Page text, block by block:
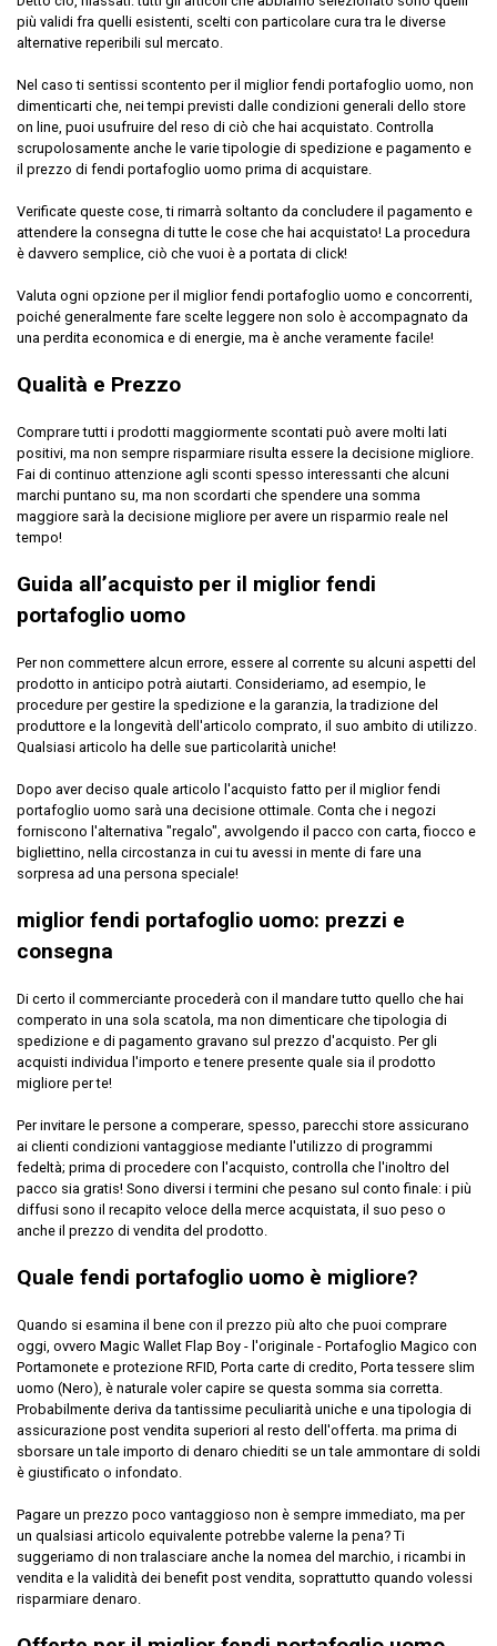
più validi fra quelli esistenti, scelti con particolare cura tra le diverse
alternative reperibili sul mercato.
Nel caso ti sentissi scontento per il miglior fendi portafoglio uomo, non
dimenticarti che, nei tempi previsti dalle condizioni generali dello store
on line, puoi usufruire del reso di ciò che hai acquistato. Controlla
scrupolosamente anche le varie tipologie di spedizione e pagamento e
il prezzo di fendi portafoglio uomo prima di acquistare.
Verificate queste cose, ti rimarrà soltanto da concludere il pagamento e
attendere la consegna di tutte le cose che hai acquistato! La procedura
è davvero semplice, ciò che vuoi è a portata di click!
Valuta ogni opzione per il miglior fendi portafoglio uomo e concorrenti,
poiché generalmente fare scelte leggere non solo è accompagnato da
una perdita economica e di energie, ma è anche veramente facile!
Qualità e Prezzo
Comprare tutti i prodotti maggiormente scontati può avere molti lati
positivi, ma non sempre risparmiare risulta essere la decisione migliore.
Fai di continuo attenzione agli sconti spesso interessanti che alcuni
marchi puntano su, ma non scordarti che spendere una somma
maggiore sarà la decisione migliore per avere un risparmio reale nel
tempo!
Guida all’acquisto per il miglior fendi
portafoglio uomo
Per non commettere alcun errore, essere al corrente su alcuni aspetti del
prodotto in anticipo potrà aiutarti. Consideriamo, ad esempio, le
procedure per gestire la spedizione e la garanzia, la tradizione del
produttore e la longevità dell'articolo comprato, il suo ambito di utilizzo.
Qualsiasi articolo ha delle sue particolarità uniche!
Dopo aver deciso quale articolo l'acquisto fatto per il miglior fendi
portafoglio uomo sarà una decisione ottimale. Conta che i negozi
forniscono l'alternativa "regalo", avvolgendo il pacco con carta, fiocco e
bigliettino, nella circostanza in cui tu avessi in mente di fare una
sorpresa ad una persona speciale!
miglior fendi portafoglio uomo: prezzi e
consegna
Di certo il commerciante procederà con il mandare tutto quello che hai
comperato in una sola scatola, ma non dimenticare che tipologia di
spedizione e di pagamento gravano sul prezzo d'acquisto. Per gli
acquisti individua l'importo e tenere presente quale sia il prodotto
migliore per te!
Per invitare le persone a comperare, spesso, parecchi store assicurano
ai clienti condizioni vantaggiose mediante l'utilizzo di programmi
fedeltà; prima di procedere con l'acquisto, controlla che l'inoltro del
pacco sia gratis! Sono diversi i termini che pesano sul conto finale: i più
diffusi sono il recapito veloce della merce acquistata, il suo peso o
anche il prezzo di vendita del prodotto.
Quale fendi portafoglio uomo è migliore?
Quando si esamina il bene con il prezzo più alto che puoi comprare
oggi, ovvero Magic Wallet Flap Boy - l'originale - Portafoglio Magico con
Portamonete e protezione RFID, Porta carte di credito, Porta tessere slim
uomo (Nero), è naturale voler capire se questa somma sia corretta.
Probabilmente deriva da tantissime peculiarità uniche e una tipologia di
assicurazione post vendita superiori al resto dell'offerta. ma prima di
sborsare un tale importo di denaro chiediti se un tale ammontare di soldi
è giustificato o infondato.
Pagare un prezzo poco vantaggioso non è sempre immediato, ma per
un qualsiasi articolo equivalente potrebbe valerne la pena? Ti
suggeriamo di non tralasciare anche la nomea del marchio, i ricambi in
vendita e la validità dei benefit post vendita, soprattutto quando volessi
risparmiare denaro.